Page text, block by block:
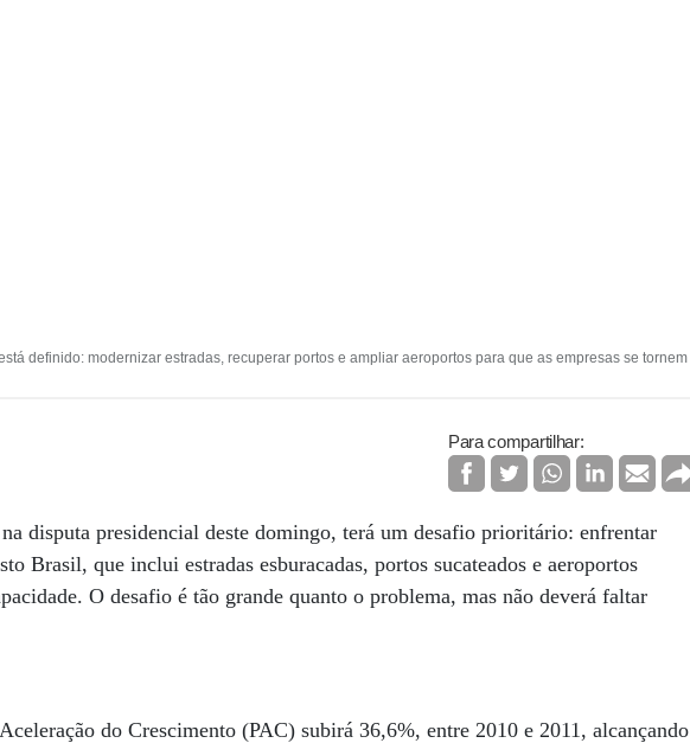
definido: modernizar estradas, recuperar portos e ampliar aeroportos para que as empresas se tornem
Para compartilhar:
disputa presidencial deste domingo, terá um desafio prioritário: enfrentar
Brasil, que inclui estradas esburacadas, portos sucateados e aeroportos
O desafio é tão grande quanto o problema, mas não deverá faltar
do Crescimento (PAC) subirá 36,6%, entre 2010 e 2011, alcançando